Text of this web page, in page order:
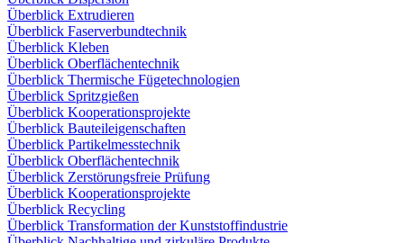
Überblick Extrudieren
Überblick Faserverbundtechnik
Überblick Kleben
Überblick Oberflächentechnik
Überblick Thermische Fügetechnologien
Überblick Spritzgießen
Überblick Kooperationsprojekte
Überblick Bauteileigenschaften
Überblick Partikelmesstechnik
Überblick Oberflächentechnik
Überblick Zerstörungsfreie Prüfung
Überblick Kooperationsprojekte
Überblick Recycling
Überblick Transformation der Kunststoffindustrie